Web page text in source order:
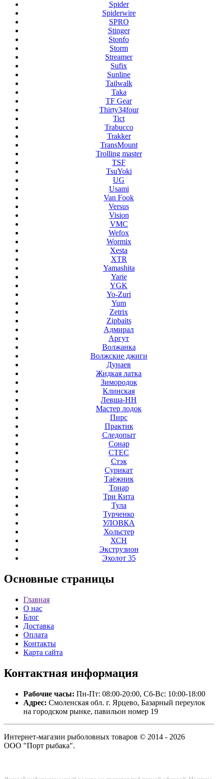
Spider
Spiderwire
SPRO
Stinger
Stonfo
Storm
Streamer
Sufix
Sunline
Tailwalk
Taka
TF Gear
Thirty34four
Tict
Trabucco
Trakker
TransMount
Trolling master
TSF
TsuYoki
UG
Usami
Van Fook
Versus
Vision
VMC
Wefox
Wormix
Xesta
XTR
Yamashita
Yarie
YGK
Yo-Zuri
Yum
Zetrix
Zipbaits
Адмирал
Аргут
Волжанка
Волжские джиги
Дунаев
Жидкая латка
Зимородок
Клинская
Левша-НН
Мастер лодок
Пирс
Практик
Следопыт
Сонар
СТЕС
Стэк
Сурикат
Таёжник
Тонар
Три Кита
Тула
Турченко
УЛОВКА
Хольстер
ХСН
Экструзион
Эхолот 35
Основные страницы
Главная
О нас
Блог
Доставка
Оплата
Контакты
Карта сайта
Контактная информация
Рабочие часы: Пн-Пт: 08:00-20:00, Сб-Вс: 10:00-18:00
Адрес: Смоленская обл. г. Ярцево, Базарный переулок
на городском рынке, павильон номер 19
Интернет-магазин рыболовных товаров © 2014 - 2026
ООО "Порт рыбака".